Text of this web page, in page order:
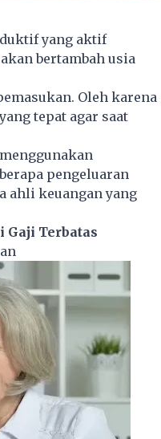
yang aktif
bertambah usia
Oleh karena
tepat agar saat
pengeluaran
ahli keuangan yang
Gaji Terbatas